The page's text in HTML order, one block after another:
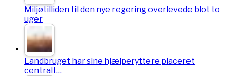
Miljøtilliden til den nye regering overlevede blot to
uger
Landbruget har sine hjælperyttere placeret
centralt…